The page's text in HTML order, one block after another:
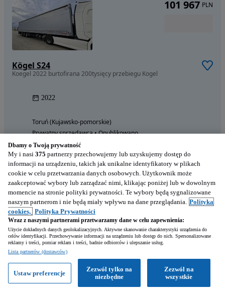
Kögel S24
Koegel 2022 burtofirana 200tysięcy przebiegu Kogel
2022
Toruń (Kujawsko-pomorskie)
Prywatny sprzedawca • Opublikowano
101 967 PLN
30 627 EUR
Dbamy o Twoją prywatność
My i nasi 375 partnerzy przechowujemy lub uzyskujemy dostęp do
informacji na urządzeniu, takich jak unikalne identyfikatory w plikach
cookie w celu przetwarzania danych osobowych. Użytkownik może
zaakceptować wybory lub zarządzać nimi, klikając poniżej lub w dowolnym
momencie na stronie polityki prywatności. Te wybory będą sygnalizowane
naszym partnerom i nie będą miały wpływu na dane przeglądania. Polityka
cookies, Polityka Prywatności
Wraz z naszymi partnerami przetwarzamy dane w celu zapewnienia:
Użycie dokładnych danych geolokalizacyjnych. Aktywne skanowanie charakterystyki urządzenia do
celów identyfikacji. Przechowywanie informacji na urządzeniu lub dostęp do nich. Spersonalizowane
reklamy i treści, pomiar reklam i treści, badnie odbiorców i ulepszanie usług.
Lista partnerów (dostawców)
Zezwól na
wszystkie
Zezwól tylko na
niezbędne
Ustaw preferencje